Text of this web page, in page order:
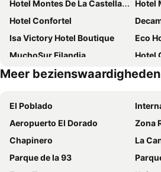
Hotel Montes De La Castellana
Hotel
Hotel Confortel
Isa Victory Hotel Boutique
Eco
MuchoSur Filandia
Hotel
Hotel Toledo Plaza
Finca
Hotel El Bosque
Hotel
Hotel Arrayanes del Quindio
Hotel
Hotel Campestre la Navarra
Finca
Hotel Mocawa Resort
Hotel
Meer
El Poblado
Aeropuerto El Dorado
Zona
Chapinero
La
Parque de la 93